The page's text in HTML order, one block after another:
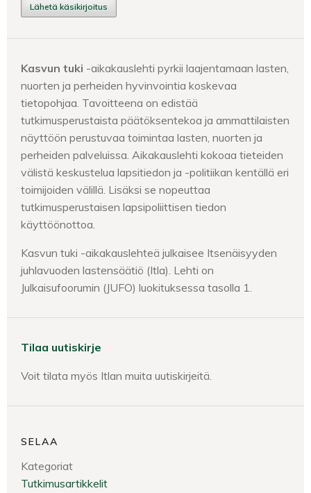
Lähetä käsikirjoitus
Kasvun tuki -aikakauslehti pyrkii laajentamaan lasten,
nuorten ja perheiden hyvinvointia koskevaa
tietopohjaa. Tavoitteena on edistää
tutkimusperustaista päätöksentekoa ja ammattilaisten
näyttöön perustuvaa toimintaa lasten, nuorten ja
perheiden palveluissa. Aikakauslehti kokoaa tieteiden
välistä keskustelua lapsitiedon ja -politiikan kentällä eri
toimijoiden välillä. Lisäksi se nopeuttaa
tutkimusperustaisen lapsipoliittisen tiedon
käyttöönottoa.
Kasvun tuki -aikakauslehteä julkaisee Itsenäisyyden
juhlavuoden lastensäätiö (Itla). Lehti on
Julkaisufoorumin (JUFO) luokituksessa tasolla 1.
Tilaa uutiskirje
Voit tilata myös Itlan muita uutiskirjeitä.
SELAA
Kategoriat
Tutkimusartikkelit